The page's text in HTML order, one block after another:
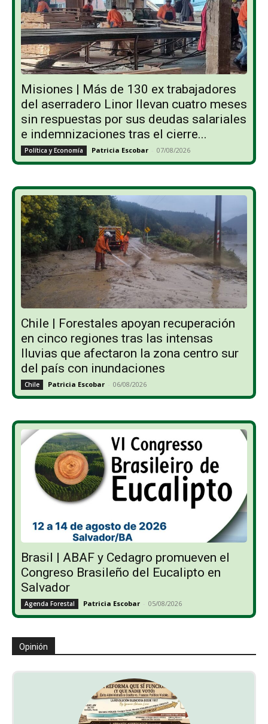
Misiones | Más de 130 ex trabajadores
del aserradero Linor llevan cuatro meses
sin respuestas por sus deudas salariales
e indemnizaciones tras el cierre...
Política y Economía Patricia Escobar - 07/08/2026
Chile | Forestales apoyan recuperación
en cinco regiones tras las intensas
lluvias que afectaron la zona centro sur
del país con inundaciones
Chile Patricia Escobar - 06/08/2026
Brasil | ABAF y Cedagro promueven el
Congreso Brasileño del Eucalipto en
Salvador
Agenda Forestal Patricia Escobar - 05/08/2026
Opinión